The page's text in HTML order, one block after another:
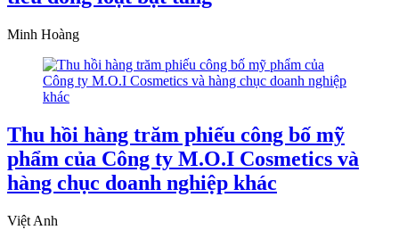
Minh Hoàng
Thu hồi hàng trăm phiếu công bố mỹ
phẩm của Công ty M.O.I Cosmetics và
hàng chục doanh nghiệp khác
Việt Anh